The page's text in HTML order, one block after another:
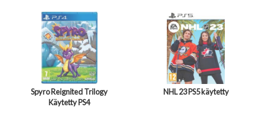
Spyro Reignited Trilogy
Käytetty PS4
NHL 23 PS5 käytetty